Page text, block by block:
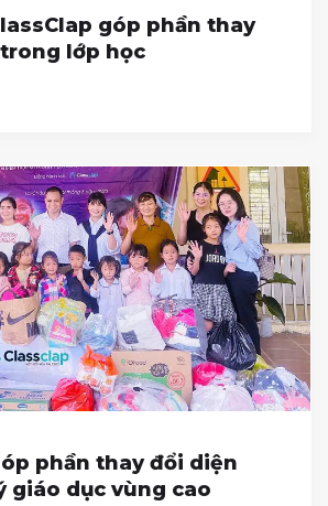
góp phần thay
lớp học
phần thay đổi diện
giáo dục vùng cao